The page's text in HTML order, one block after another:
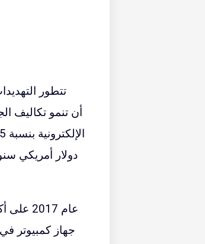
تتطور